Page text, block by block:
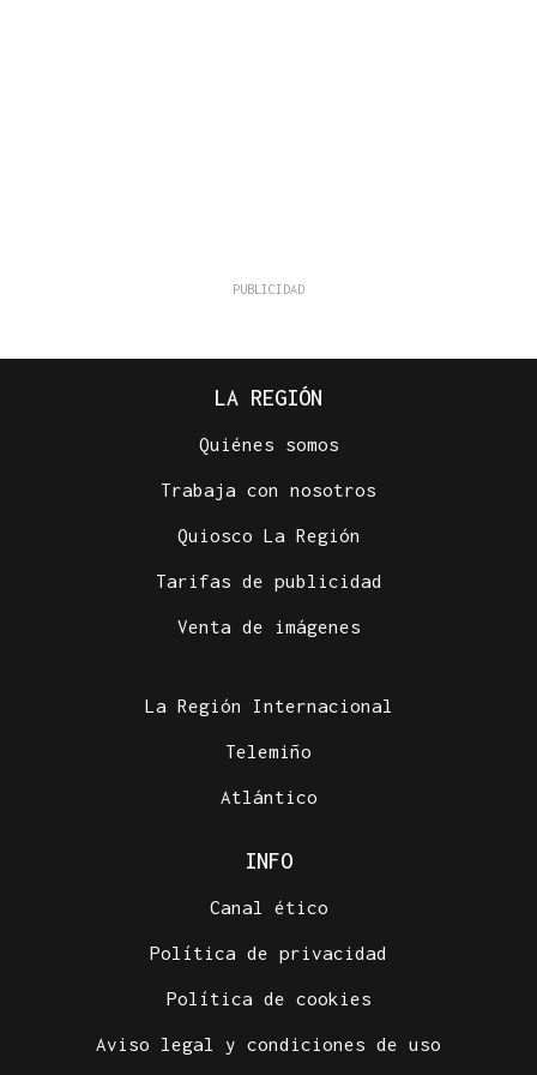
LA REGIÓN
Quiénes somos
Trabaja con nosotros
Quiosco La Región
Tarifas de publicidad
Venta de imágenes
La Región Internacional
Telemiño
Atlántico
INFO
Canal ético
Política de privacidad
Política de cookies
Aviso legal y condiciones de uso